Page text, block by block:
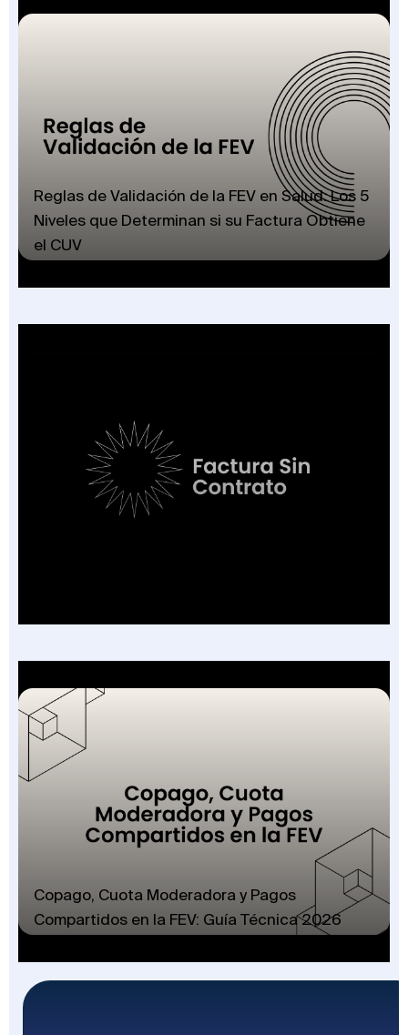
Reglas de Validación de la FEV en Salud: Los 5
Niveles que Determinan si su Factura Obtiene
el CUV
Copago, Cuota Moderadora y Pagos
Compartidos en la FEV: Guía Técnica 2026